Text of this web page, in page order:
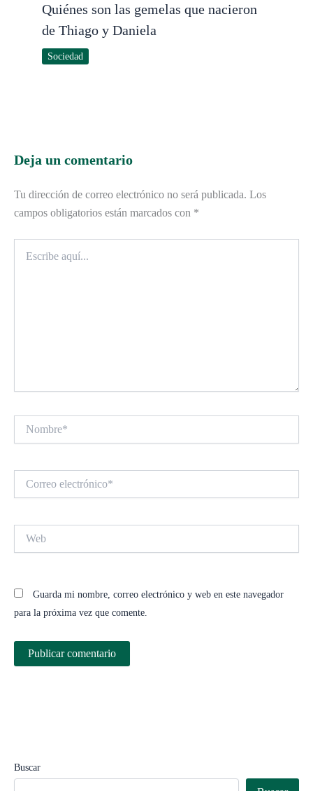
Quiénes son las gemelas que nacieron
de Thiago y Daniela
Sociedad
Deja un comentario
Tu dirección de correo electrónico no será publicada. Los
campos obligatorios están marcados con *
aquí...
electrónico*
Guarda mi nombre, correo electrónico y web en este navegador
para la próxima vez que comente.
Buscar